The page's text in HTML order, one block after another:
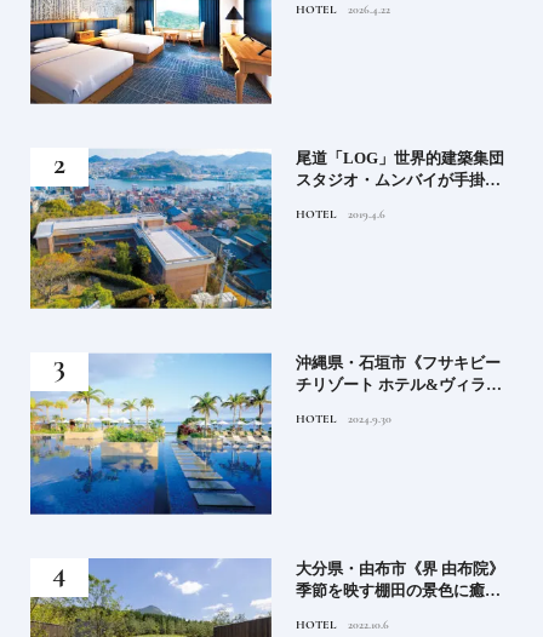
ル
HOTEL 2026.4.22
尾道「LOG」世界的建築集団
スタジオ・ムンバイが手掛け
HOTEL 2019.4.6
沖縄県・石垣市《フサキビー
チリゾート ホテル&ヴィラ
でゆるりと島時間を楽しむ
HOTEL 2024.9.30
大分県・由布市《界 由布院》
季節を映す棚田の景色に癒さ
HOTEL 2022.10.6